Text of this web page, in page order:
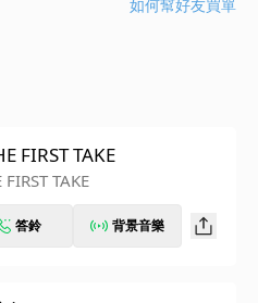
如何幫好友買單
FIRST TAKE
TAKE
答鈴 背景音樂